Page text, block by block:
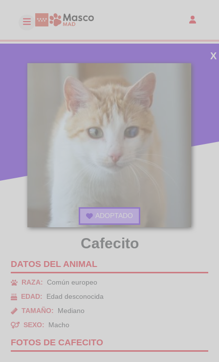
ADOPTADO
X
Cafecito
DATOS DEL ANIMAL
RAZA:
Común europeo
EDAD:
Edad desconocida
TAMAÑO:
Mediano
SEXO:
Macho
FOTOS DE CAFECITO